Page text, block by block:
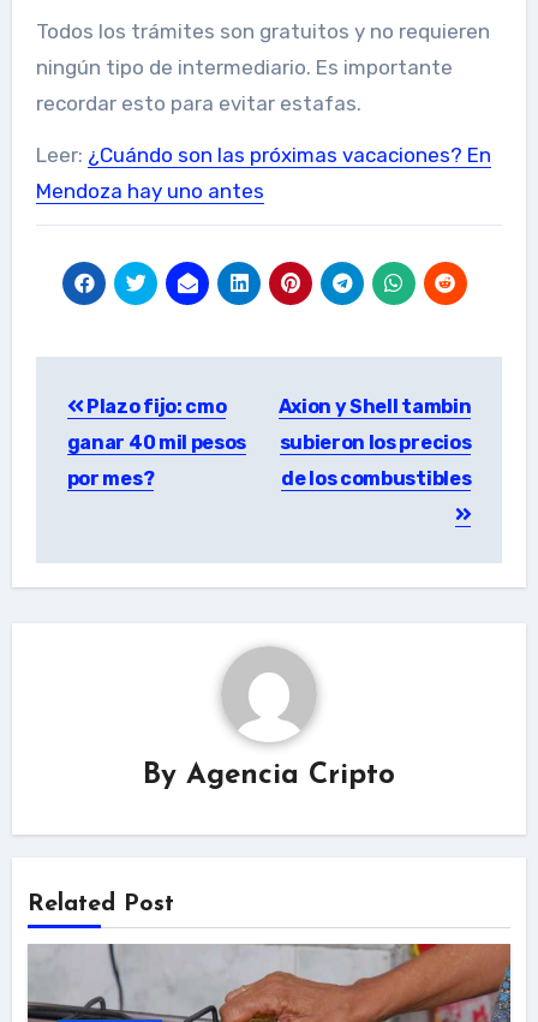
Todos los trámites son gratuitos y no requieren
ningún tipo de intermediario. Es importante
recordar esto para evitar estafas.
Leer: ¿Cuándo son las próximas vacaciones? En
Mendoza hay uno antes
navigation
Plazo fijo: cmo
ganar 40 mil pesos
por mes?
Axion y Shell tambin
subieron los precios
de los combustibles
By Agencia Cripto
Related Post